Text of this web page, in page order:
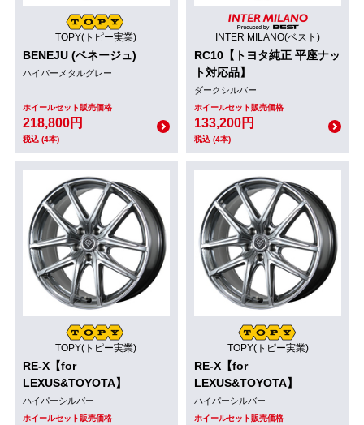
TOPY(トピー実業)
BENEJU (ベネージュ)
ハイパーメタルグレー
ホイールセット販売価格
218,800円
税込 (4本)
INTER MILANO(ベスト)
RC10【トヨタ純正 平座ナッ
ト対応品】
ダークシルバー
ホイールセット販売価格
133,200円
税込 (4本)
TOPY(トピー実業)
RE-X【for
LEXUS&TOYOTA】
ハイパーシルバー
ホイールセット販売価格
TOPY(トピー実業)
RE-X【for
LEXUS&TOYOTA】
ハイパーシルバー
ホイールセット販売価格